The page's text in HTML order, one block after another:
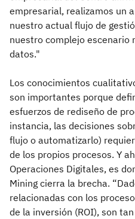
empresarial, realizamos un
nuestro actual flujo de
nuestro complejo
datos."
Los conocimientos
son importantes porque
esfuerzos de rediseño de
instancia, las decisiones
flujo o automatizarlo)
de los propios procesos. Y
Operaciones Digitales, es
Mining cierra la brecha.
relacionadas con los
de la inversión (ROI), son